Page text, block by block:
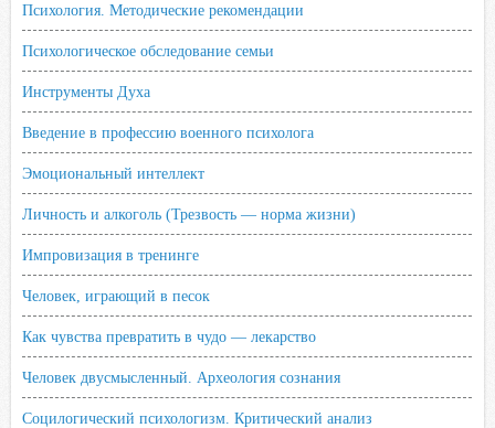
Психология. Методические рекомендации
Психологическое обследование семьи
Инструменты Духа
Введение в профессию военного психолога
Эмоциональный интеллект
Личность и алкоголь (Трезвость — норма жизни)
Импровизация в тренинге
Человек, играющий в песок
Как чувства превратить в чудо — лекарство
Человек двусмысленный. Археология сознания
Социлогический психологизм. Критический анализ